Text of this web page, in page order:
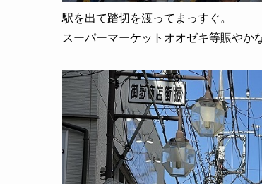
駅を出て踏切を渡ってまっすぐ。
スーパーマーケットオオゼキ等賑やか